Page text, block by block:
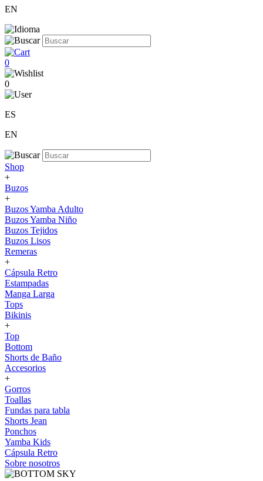
EN
0
0
ES
EN
Shop
+
Buzos
+
Buzos Yamba Adulto
Buzos Yamba Niño
Buzos Tejidos
Buzos Lisos
Remeras
+
Cápsula Retro
Estampadas
Manga Larga
Tops
Bikinis
+
Top
Bottom
Shorts de Baño
Accesorios
+
Gorros
Toallas
Fundas para tabla
Shorts Jean
Ponchos
Yamba Kids
Cápsula Retro
Sobre nosotros